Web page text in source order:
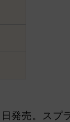
発売。スプ